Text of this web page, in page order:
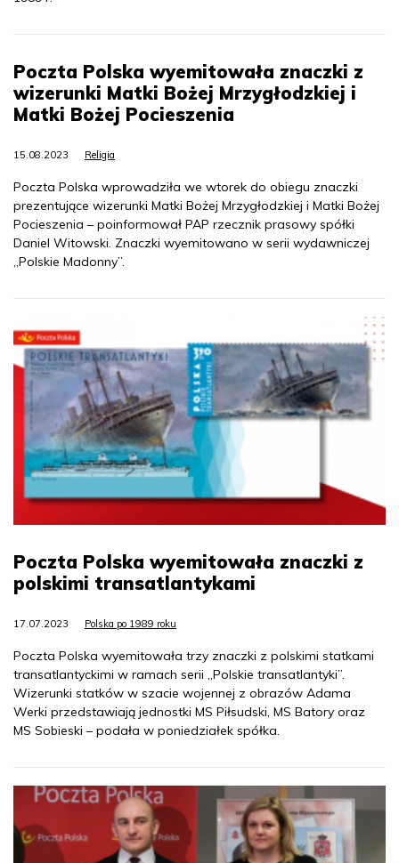
Poczta Polska wyemitowała znaczki z
wizerunki Matki Bożej Mrzygłodzkiej i
Matki Bożej Pocieszenia
15.08.2023 Religia
Poczta Polska wprowadziła we wtorek do obiegu znaczki
prezentujące wizerunki Matki Bożej Mrzygłodzkiej i Matki Bożej
Pocieszenia – poinformował PAP rzecznik prasowy spółki
Daniel Witowski. Znaczki wyemitowano w serii wydawniczej
„Polskie Madonny”.
Poczta Polska wyemitowała znaczki z
polskimi transatlantykami
17.07.2023 Polska po 1989 roku
Poczta Polska wyemitowała trzy znaczki z polskimi statkami
transatlantyckimi w ramach serii „Polskie transatlantyki”.
Wizerunki statków w szacie wojennej z obrazów Adama
Werki przedstawiają jednostki MS Piłsudski, MS Batory oraz
MS Sobieski – podała w poniedziałek spółka.